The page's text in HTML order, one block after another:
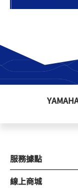
服務據點
線上商城